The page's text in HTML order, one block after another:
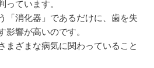
っています。
「消化器」であるだけに、歯を失
影響が高いのです。
まざまな病気に関わっていること